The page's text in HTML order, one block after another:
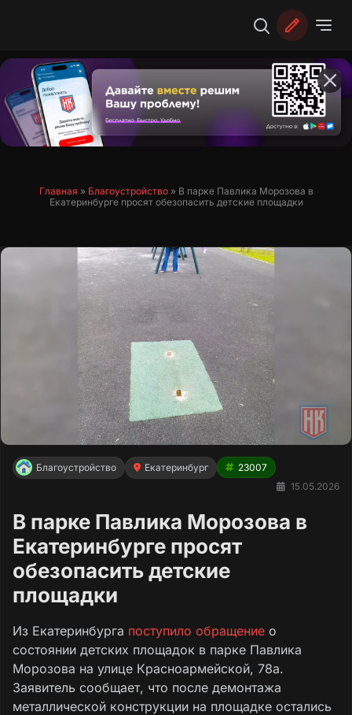
Главная » Благоустройство» В парке Павлика Морозова в
Екатеринбурге просят обезопасить детские площадки
Благоустройство Екатеринбург
23007
15.05.2026
В парке Павлика Морозова в
Екатеринбурге просят
обезопасить детские
площадки
Из Екатеринбурга поступило обращение о
состоянии детских площадок в парке Павлика
Морозова на улице Красноармейской, 78а.
Заявитель сообщает, что после демонтажа
металлической конструкции на площадке остались